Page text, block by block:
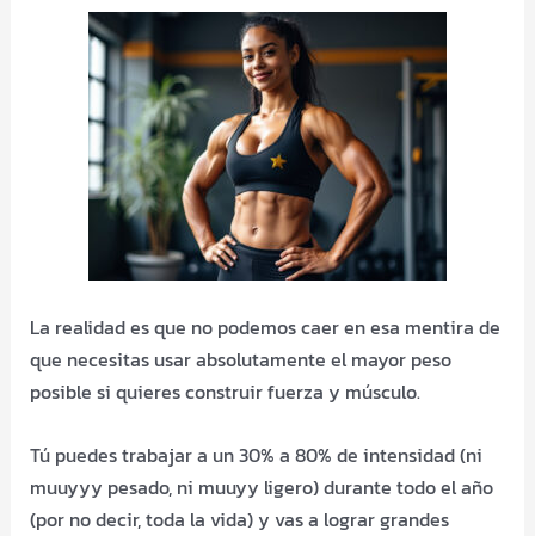
La realidad es que no podemos caer en esa mentira de
que necesitas usar absolutamente el mayor peso
posible si quieres construir fuerza y músculo.
Tú puedes trabajar a un 30% a 80% de intensidad (ni
muuyyy pesado, ni muuyy ligero) durante todo el año
(por no decir, toda la vida) y vas a lograr grandes